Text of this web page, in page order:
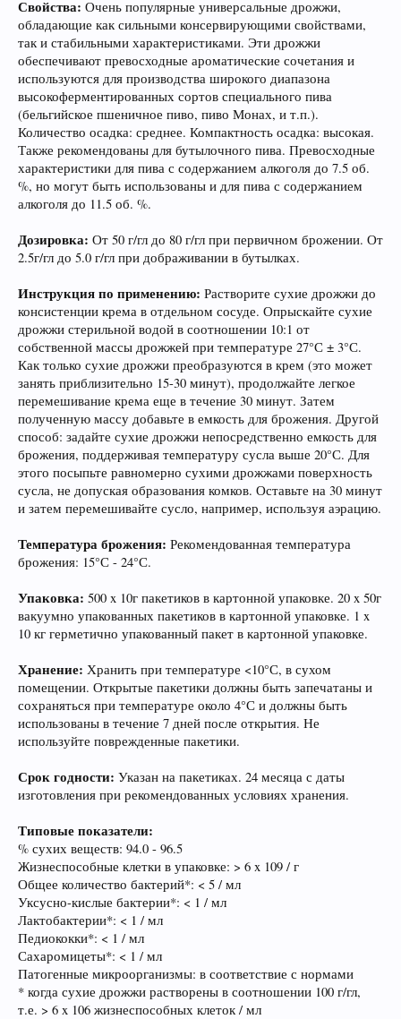
Если Вам нравится наш сайт, форум и
интернет-магазин, пожалуйста, поделитесь
ссылкой в соц сетях и в соц закладках. Тем
самым нас станет больше :) Спасибо!
Любое общение, которое не по-теме ПРОШУ
переносить в чат.
дофамин, отвечающий за чувство
удовлетворения. При этом удовольствие
вызывает только вкус пива, независимо от того,
при отсутствии алкоголя.
приходят из хмеля и солода, из которых оно
состоит. Эти антиоксиданты предотвратят рак.
Свойства: Очень популярные универсальные дрожжи,
обладающие как сильными консервирующими свойствами,
так и стабильными характеристиками. Эти дрожжи
обеспечивают превосходные ароматические сочетания и
используются для производства широкого диапазона
высокоферментированных сортов специального пива
(бельгийское пшеничное пиво, пиво Монах, и т.п.).
Количество осадка: среднее. Компактность осадка: высокая.
Также рекомендованы для бутылочного пива. Превосходные
характеристики для пива с содержанием алкоголя до 7.5 об.
%, но могут быть использованы и для пива с содержанием
алкоголя до 11.5 об. %.
Дозировка: От 50 г/гл до 80 г/гл при первичном брожении. От
2.5г/гл до 5.0 г/гл при дображивании в бутылках.
Инструкция по применению: Растворите сухие дрожжи до
консистенции крема в отдельном сосуде. Опрыскайте сухие
дрожжи стерильной водой в соотношении 10:1 от
собственной массы дрожжей при температуре 27°С ± 3°С.
Как только сухие дрожжи преобразуются в крем (это может
занять приблизительно 15-30 минут), продолжайте легкое
перемешивание крема еще в течение 30 минут. Затем
полученную массу добавьте в емкость для брожения. Другой
способ: задайте сухие дрожжи непосредственно емкость для
брожения, поддерживая температуру сусла выше 20°С. Для
этого посыпьте равномерно сухими дрожжами поверхность
сусла, не допуская образования комков. Оставьте на 30 минут
и затем перемешивайте сусло, например, используя аэрацию.
Температура брожения: Рекомендованная температура
брожения: 15°С - 24°С.
Упаковка: 500 x 10г пакетиков в картонной упаковке. 20 x 50г
вакуумно упакованных пакетиков в картонной упаковке. 1 x
10 кг герметично упакованный пакет в картонной упаковке.
Хранение: Хранить при температуре <10°С, в сухом
помещении. Открытые пакетики должны быть запечатаны и
сохраняться при температуре около 4°С и должны быть
использованы в течение 7 дней после открытия. Не
используйте поврежденные пакетики.
Срок годности: Указан на пакетиках. 24 месяца с даты
изготовления при рекомендованных условиях хранения.
Типовые показатели:
% сухих веществ: 94.0 - 96.5
Жизнеспособные клетки в упаковке: > 6 x 109 / г
Общее количество бактерий*: < 5 / мл
Уксусно-кислые бактерии*: < 1 / мл
Лактобактерии*: < 1 / мл
Педиококки*: < 1 / мл
Сахаромицеты*: < 1 / мл
Патогенные микроорганизмы: в соответствие с нормами
* когда сухие дрожжи растворены в соотношении 100 г/гл,
т.е. > 6 x 106 жизнеспособных клеток / мл